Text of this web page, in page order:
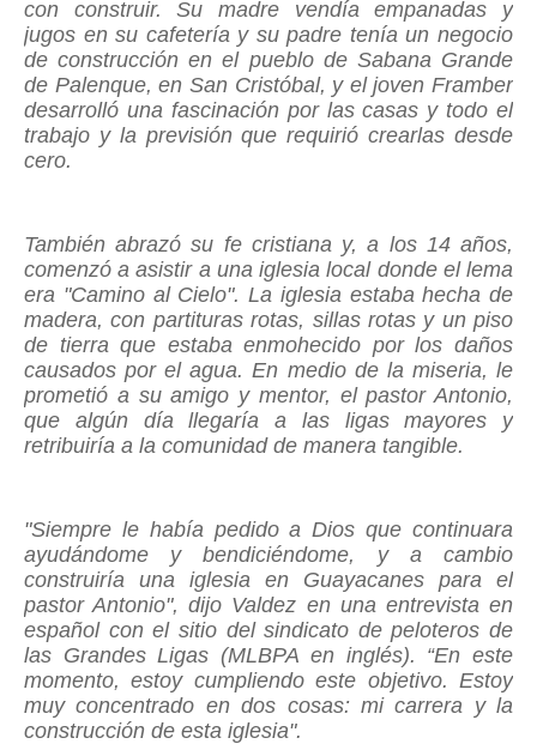
con construir. Su madre vendía empanadas y
jugos en su cafetería y su padre tenía un negocio
de construcción en el pueblo de Sabana Grande
de Palenque, en San Cristóbal, y el joven Framber
desarrolló una fascinación por las casas y todo el
trabajo y la previsión que requirió crearlas desde
cero.
También abrazó su fe cristiana y, a los 14 años,
comenzó a asistir a una iglesia local donde el lema
era "Camino al Cielo". La iglesia estaba hecha de
madera, con partituras rotas, sillas rotas y un piso
de tierra que estaba enmohecido por los daños
causados por el agua. En medio de la miseria, le
prometió a su amigo y mentor, el pastor Antonio,
que algún día llegaría a las ligas mayores y
retribuiría a la comunidad de manera tangible.
"Siempre le había pedido a Dios que continuara
ayudándome y bendiciéndome, y a cambio
construiría una iglesia en Guayacanes para el
pastor Antonio", dijo Valdez en una entrevista en
español con el sitio del sindicato de peloteros de
las Grandes Ligas (MLBPA en inglés). “En este
momento, estoy cumpliendo este objetivo. Estoy
muy concentrado en dos cosas: mi carrera y la
construcción de esta iglesia".